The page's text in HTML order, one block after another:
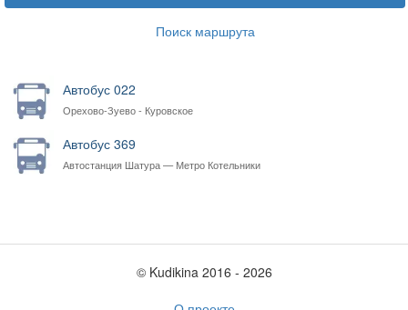
Поиск маршрута
Автобус 022
Орехово-Зуево - Куровское
Автобус 369
Автостанция Шатура — Метро Котельники
© Kudikina 2016 ‐ 2026